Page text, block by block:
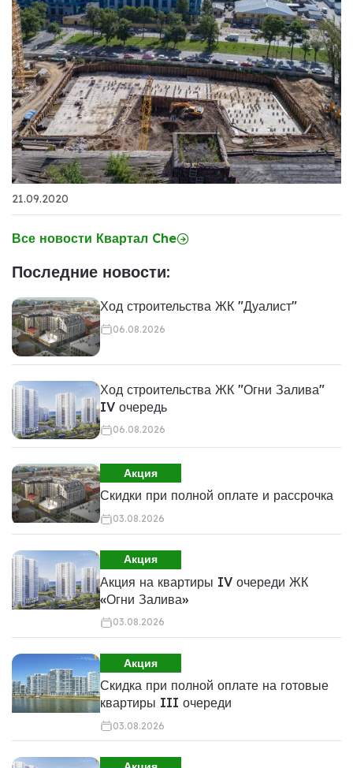
21.09.2020
Все новости Квартал Che
Последние новости:
Ход строительства ЖК "Дуалист"
06.08.2026
Ход строительства ЖК "Огни Залива"
IV очередь
06.08.2026
Акция
Скидки при полной оплате и рассрочка
03.08.2026
Акция
Акция на квартиры IV очереди ЖК
«Огни Залива»
03.08.2026
Акция
Скидка при полной оплате на готовые
квартиры III очереди
03.08.2026